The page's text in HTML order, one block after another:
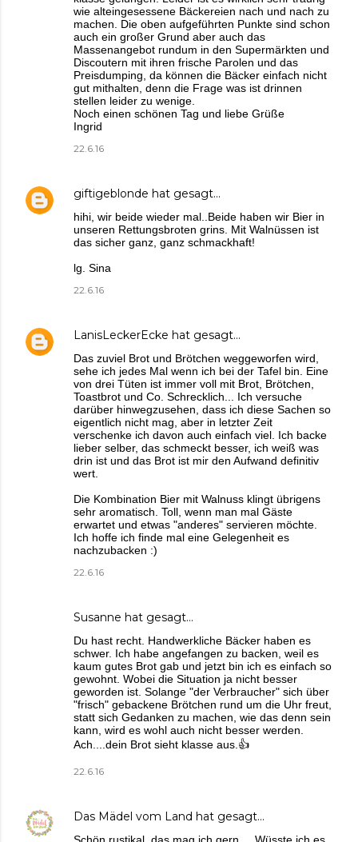
wie alteingesessene Bäckereien nach und nach zu
machen. Die oben aufgeführten Punkte sind schon
auch ein großer Grund aber auch das
Massenangebot rundum in den Supermärkten und
Discoutern mit ihren frische Parolen und das
Preisdumping, da können die Bäcker einfach nicht
gut mithalten, denn die Frage was ist drinnen
stellen leider zu wenige.
Noch einen schönen Tag und liebe Grüße
Ingrid
22.6.16
giftigeblonde hat gesagt…
hihi, wir beide wieder mal..Beide haben wir Bier in
unseren Rettungsbroten grins. Mit Walnüssen ist
das sicher ganz, ganz schmackhaft!
lg. Sina
22.6.16
LanisLeckerEcke hat gesagt…
Das zuviel Brot und Brötchen weggeworfen wird,
sehe ich jedes Mal wenn ich bei der Tafel bin. Eine
von drei Tüten ist immer voll mit Brot, Brötchen,
Toastbrot und Co. Schrecklich... Ich versuche
darüber hinwegzusehen, dass ich diese Sachen so
eigentlich nicht mag, aber in letzter Zeit
verschenke ich davon auch einfach viel. Ich backe
lieber selber, das schmeckt besser, ich weiß was
drin ist und das Brot ist mir den Aufwand definitiv
wert.
Die Kombination Bier mit Walnuss klingt übrigens
sehr aromatisch. Toll, wenn man mal Gäste
erwartet und etwas "anderes" servieren möchte.
Ich hoffe ich finde mal eine Gelegenheit es
nachzubacken :)
22.6.16
Susanne hat gesagt…
Du hast recht. Handwerkliche Bäcker haben es
schwer. Ich habe angefangen zu backen, weil es
kaum gutes Brot gab und jetzt bin ich es einfach so
gewohnt. Wobei die Situation ja nicht besser
geworden ist. Solange "der Verbraucher" sich über
"frisch" gebackene Brötchen rund um die Uhr freut,
statt sich Gedanken zu machen, wie das denn sein
kann, wird es wohl auch nicht besser werden.
Ach....dein Brot sieht klasse aus.👍
22.6.16
Das Mädel vom Land hat gesagt…
Schön rustikal, das mag ich gern ... Wüsste ich es